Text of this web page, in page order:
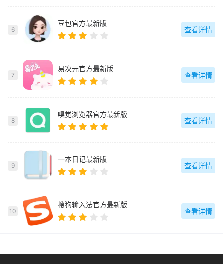
6
豆包官方最新版
查看详情
7
易次元官方最新版
查看详情
8
嗅觉浏览器官方最新版
查看详情
9
一本日记最新版
查看详情
10
搜狗输入法官方最新版
查看详情